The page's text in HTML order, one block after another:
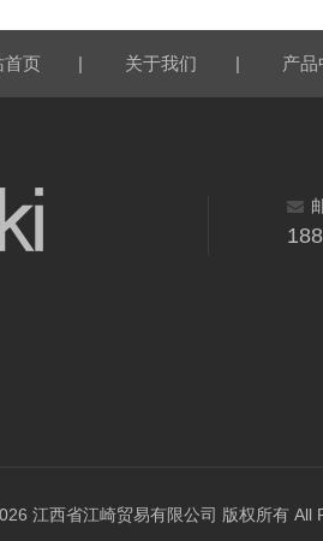
首页 | 关于我们 | 产品
江西省江崎贸易有限公司 版权所有 All